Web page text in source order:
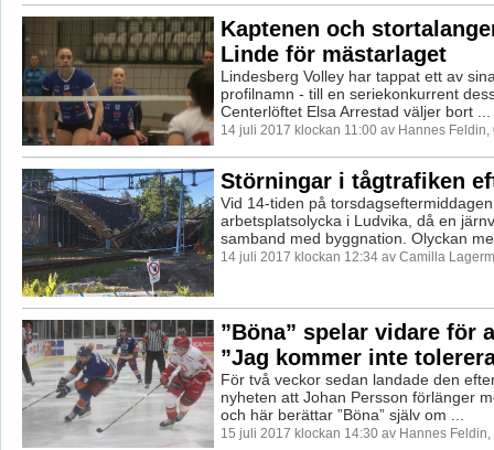
Kaptenen och
Linde för mästarlaget
Lindesberg Volley har tappat ett av
profilnamn - till en seriekonkurrent
Centerlöftet Elsa Arrestad väljer bort ...
14 juli 2017 klockan 11:00 av Hannes
Störningar i tågtrafiken
Vid 14-tiden på
arbetsplatsolycka i Ludvika, då en
samband med byggnation. Olyckan
14 juli 2017 klockan 12:34 av Camilla
”Böna” spelar vidare för
”Jag kommer inte
För två veckor sedan landade den
nyheten att Johan Persson förlänger
och här berättar ”Böna” själv om ...
15 juli 2017 klockan 14:30 av Hannes